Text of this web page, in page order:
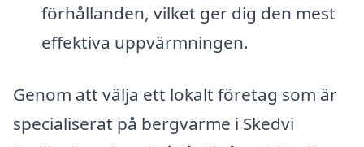
förhållanden, vilket ger dig den mest
effektiva uppvärmningen.
Genom att välja ett lokalt företag som är
specialiserat på bergvärme i Skedvi